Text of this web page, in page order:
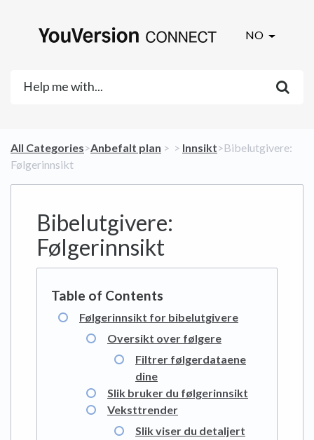
NO
All Categories​>​​Anbefalt plan ​ > ​ ​ > ​ ​Innsikt​>​ Bibelutgivere:
Følgerinnsikt
Bibelutgivere:
Følgerinnsikt
Følgerinnsikt for bibelutgivere
Oversikt over følgere
Filtrer følgerdataene
dine
Slik bruker du følgerinnsikt
Veksttrender
Slik viser du detaljert